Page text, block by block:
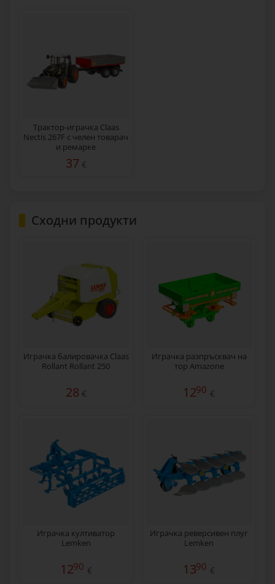
Трактор-играчка Claas
Nectis 267F с челен товарач
и ремарке
37 €
Сходни продукти
Играчка балировачка Claas
Rollant Rollant 250
28 €
Играчка разпръсквач на
тор Amazone
1290 €
Играчка култиватор
Lemken
1290 €
Играчка реверсивен плуг
Lemken
1390 €